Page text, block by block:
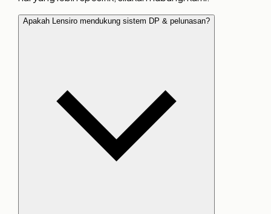
Apakah Lensiro mendukung sistem DP & pelunasan?